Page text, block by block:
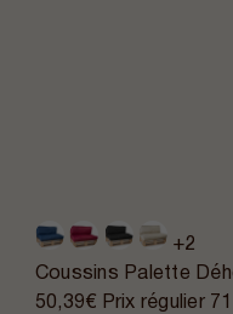
+2
Coussins Palette
50,39€ Prix régulier